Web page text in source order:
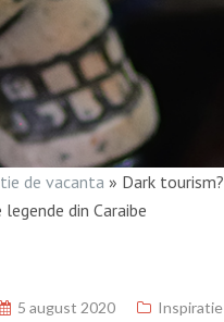
de vacanta » Dark
din Caraibe
5 august 2020